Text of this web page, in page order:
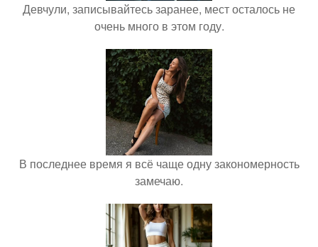
Девчули, записывайтесь заранее, мест осталось не
очень много в этом году.
В последнее время я всё чаще одну закономерность
замечаю.